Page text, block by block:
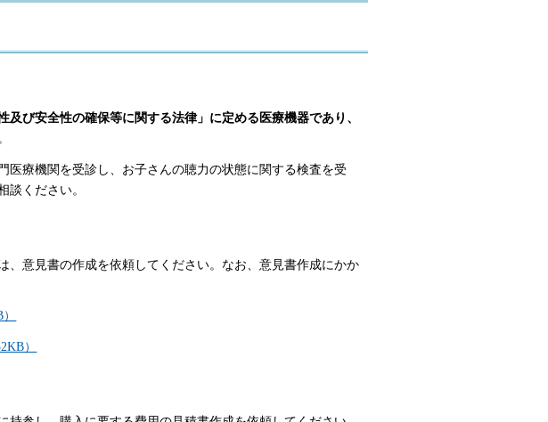
及び安全性の確保等に関する法律」に定める医療機器であり、
医療機関を受診し、お子さんの聴力の状態に関する検査を受
談ください。
、意見書の作成を依頼してください。なお、意見書作成にかか
）